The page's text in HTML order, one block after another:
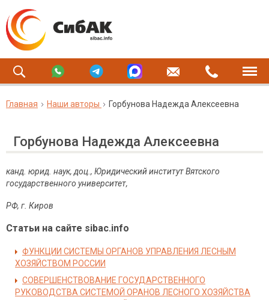
Главная Наши авторы Горбунова Надежда Алексеевна
Горбунова Надежда Алексеевна
канд. юрид. наук, доц., Юридический институт Вятского
государственного университет,
РФ, г. Киров
Статьи на сайте sibac.info
ФУНКЦИИ СИСТЕМЫ ОРГАНОВ УПРАВЛЕНИЯ ЛЕСНЫМ
ХОЗЯЙСТВОМ РОССИИ
СОВЕРШЕНСТВОВАНИЕ ГОСУДАРСТВЕННОГО
РУКОВОДСТВА СИСТЕМОЙ ОРАНОВ ЛЕСНОГО ХОЗЯЙСТВА